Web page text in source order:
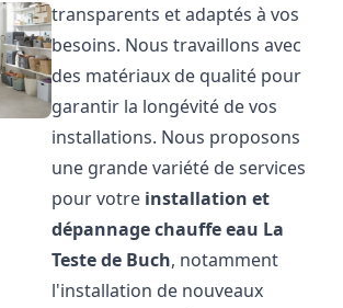
transparents et adaptés à vos
besoins. Nous travaillons avec
des matériaux de qualité pour
garantir la longévité de vos
installations. Nous proposons
une grande variété de services
pour votre installation et
dépannage chauffe eau La
Teste de Buch, notamment
l'installation de nouveaux